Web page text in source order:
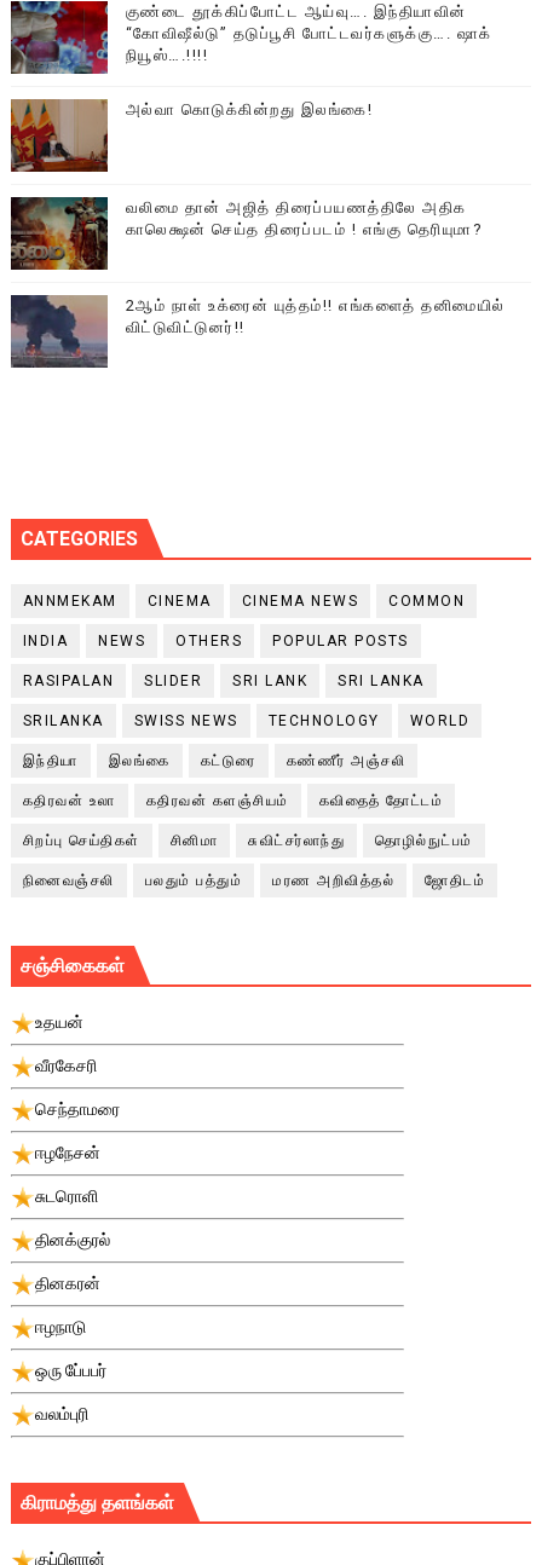
குண்டை தூக்கிப்போட்ட ஆய்வு…. இந்தியாவின்
“கோவிஷீல்டு” தடுப்பூசி போட்டவர்களுக்கு…. ஷாக்
நியூஸ்….!!!!
அல்வா கொடுக்கின்றது இலங்கை!
வலிமை தான் அஜித் திரைப்பயணத்திலே அதிக
காலெக்ஷன் செய்த திரைப்படம் ! எங்கு தெரியுமா?
2ஆம் நாள் உக்ரைன் யுத்தம்!! எங்களைத் தனிமையில்
விட்டுவிட்டுனர்!!
CATEGORIES
ANNMEKAM CINEMA CINEMA NEWS COMMON
INDIA NEWS OTHERS POPULAR POSTS
RASIPALAN SLIDER SRI LANK SRI LANKA
SRILANKA SWISS NEWS TECHNOLOGY WORLD
இந்தியா இலங்கை கட்டுரை கண்ணீர் அஞ்சலி
கதிரவன் உலா கதிரவன் களஞ்சியம் கவிதைத் தோட்டம்
சிறப்பு செய்திகள் சினிமா சுவிட்சர்லாந்து தொழில்நுட்பம்
நினைவஞ்சலி பலதும் பத்தும் மரண அறிவித்தல் ஜோதிடம்
சஞ்சிகைகள்
உதயன்
வீரகேசரி
செந்தாமரை
ஈழநேசன்
சுடரொளி
தினக்குரல்
தினகரன்
ஈழநாடு
ஒரு பே்பபர்
வலம்புரி
கிராமத்து தளங்கள்
குப்பிளான்